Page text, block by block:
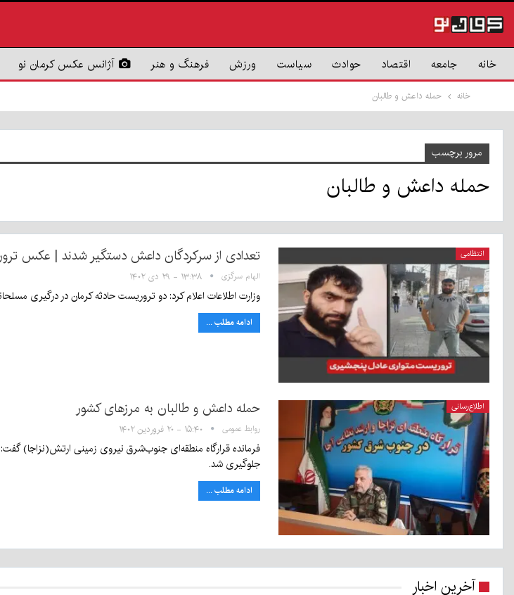
خانه جامعه اقتصاد حوادث سیاست ورزش فرهنگ و هنر آژانس عکس کرمان نو
خانه حمله داعش و طالبان
مرور برچسب
حمله داعش و طالبان
انتظامی تعدادی از سرکردگان داعش دستگیر شدند | عکس
الهام سرگزی ۱۳:۳۸ - ۲۹ دی ۱۴۰۲
وزارت اطلاعات اعلام کرد: دو تروریست حادثه کرمان در درگیری
ادامه مطلب ...
اطلاع‌رسانی حمله داعش و طالبان به مرزهای کشور
روابط عمومی ۱۵:۴۰ - ۲۰ فروردین ۱۴۰۲
فرمانده قرارگاه منطقه‌ای جنوب‌شرق نیروی زمینی ارتش(نزاجا)
جلوگیری شد.
ادامه مطلب ...
آخرین اخبار